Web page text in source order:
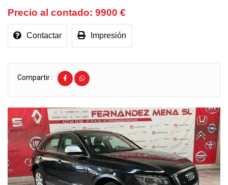
9900 €
Contactar Impresión
Compartir :